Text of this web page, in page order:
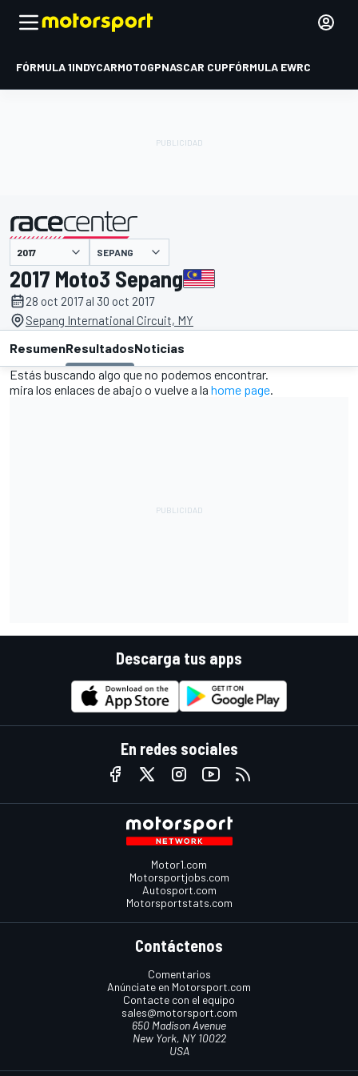
FÓRMULA 1INDYCARMOTOGPNASCAR CUPFÓRMULA EWRC
presentado por SEPANG
2017 Moto3 Sepang
28 oct 2017 al 30 oct 2017
Sepang International Circuit, MY
ResumenResultadosNoticias
Estás buscando algo que no podemos encontrar.
mira los enlaces de abajo o vuelve a la home page.
Descarga tus apps
En redes sociales
Motor1.com
Motorsportjobs.com
Autosport.com
Motorsportstats.com
Contáctenos
Comentarios
Anúnciate en Motorsport.com
Contacte con el equipo
sales@motorsport.com
650 Madison Avenue
New York, NY 10022
USA